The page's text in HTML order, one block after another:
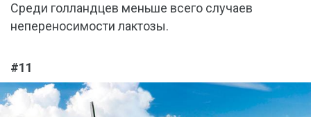
Среди голландцев меньше всего случаев
непереносимости лактозы.
#11